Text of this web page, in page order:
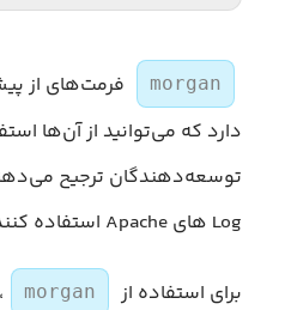
morgan
فرمت‌های از
دارد که می‌توانید از آن‌ها
توسعه‌دهندگان ترجیح
Log های Apache استفاده کنند.
برای استفاده از morgan